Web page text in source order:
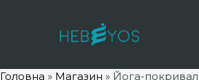
Головна » Магазин » Йога-